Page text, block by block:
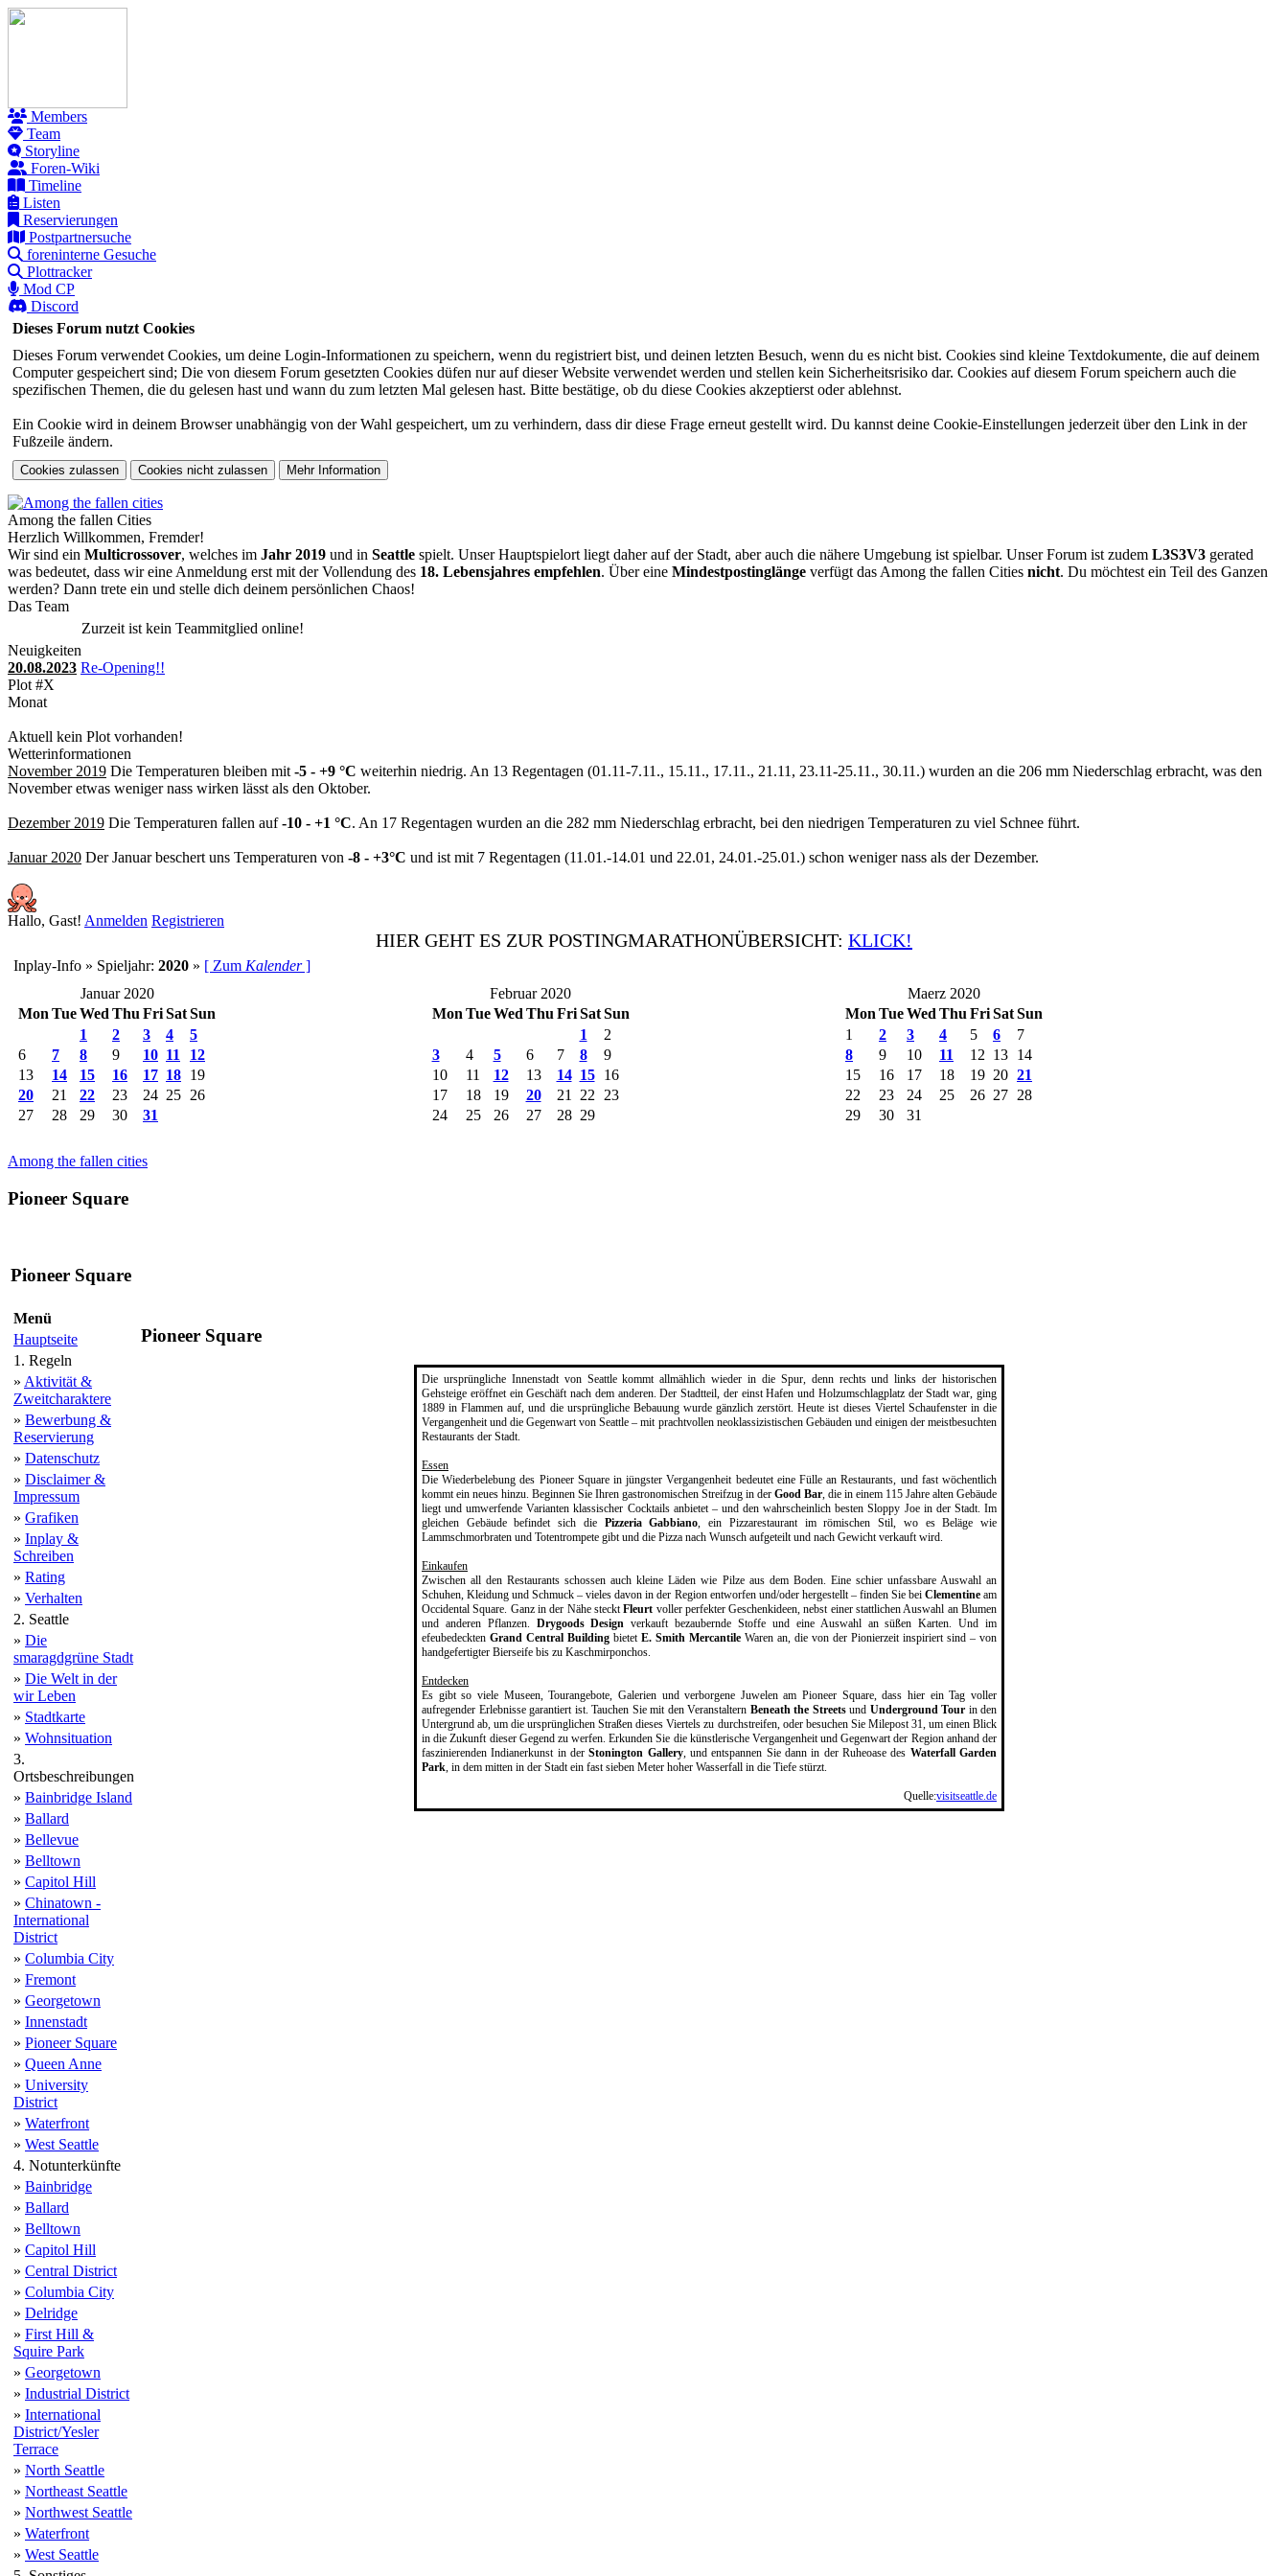
Members
Team
Storyline
Foren-Wiki
Timeline
Listen
Reservierungen
Postpartnersuche
foreninterne Gesuche
Plottracker
Mod CP
Discord
Dieses Forum nutzt Cookies
Dieses Forum verwendet Cookies, um deine Login-Informationen zu speichern, wenn du registriert bist, und deinen letzten Besuch, wenn du es nicht bist. Cookies sind kleine Textdokumente, die auf deinem
Computer gespeichert sind; Die von diesem Forum gesetzten Cookies düfen nur auf dieser Website verwendet werden und stellen kein Sicherheitsrisiko dar. Cookies auf diesem Forum speichern auch die
spezifischen Themen, die du gelesen hast und wann du zum letzten Mal gelesen hast. Bitte bestätige, ob du diese Cookies akzeptierst oder ablehnst.
Ein Cookie wird in deinem Browser unabhängig von der Wahl gespeichert, um zu verhindern, dass dir diese Frage erneut gestellt wird. Du kannst deine Cookie-Einstellungen jederzeit über den Link in der
Fußzeile ändern.
Among the fallen Cities
Herzlich Willkommen, Fremder!
Wir sind ein Multicrossover, welches im Jahr 2019 und in Seattle spielt. Unser Hauptspielort liegt daher auf der Stadt, aber auch die nähere Umgebung ist spielbar. Unser Forum ist zudem L3S3V3 gerated
was bedeutet, dass wir eine Anmeldung erst mit der Vollendung des 18. Lebensjahres empfehlen. Über eine Mindestpostinglänge verfügt das Among the fallen Cities nicht. Du möchtest ein Teil des Ganzen
werden? Dann trete ein und stelle dich deinem persönlichen Chaos!
Das Team
Zurzeit ist kein Teammitglied online!
Neuigkeiten
20.08.2023 Re-Opening!!
Plot #X
Monat
Aktuell kein Plot vorhanden!
Wetterinformationen
November 2019 Die Temperaturen bleiben mit -5 - +9 °C weiterhin niedrig. An 13 Regentagen (01.11-7.11., 15.11., 17.11., 21.11, 23.11-25.11., 30.11.) wurden an die 206 mm Niederschlag erbracht, was den
November etwas weniger nass wirken lässt als den Oktober.
Dezember 2019 Die Temperaturen fallen auf-10 - +1 °C. An 17 Regentagen wurden an die 282 mm Niederschlag erbracht, bei den niedrigen Temperaturen zu viel Schnee führt.
Januar 2020 Der Januar beschert uns Temperaturen von -8 - +3°C und ist mit 7 Regentagen (11.01.-14.01 und 22.01, 24.01.-25.01.) schon weniger nass als der Dezember.
Hallo, Gast! Anmelden Registrieren
HIER GEHT ES ZUR POSTINGMARATHONÜBERSICHT: KLICK!
Inplay-Info » Spieljahr: 2020 » [ Zum Kalender]
Januar 2020
Mon TueWed Thu FriSatSun
1
2 3 4
5
6
7 8 9 10 11
12
13
14 15 16 17 18 19
20
21 22 23 24 25 26
27
28 29 30 31
Februar 2020
Mon Tue Wed Thu Fri Sat Sun
1
2
3
4 5 6 7 8
9
10
11 12 13 14 15
16
17
18 19 20 21 22
23
24
25 26 27 28 29
Maerz 2020
Mon TueWed Thu FriSatSun
1
2 3 4 5 6
7
8
9 10 11 12 13 14
15
16 17 18 19 20 21
22
23 24 25 26 27 28
29
30 31
Among the fallen cities
Pioneer Square
Pioneer Square
Menü
Hauptseite
1. Regeln
» Aktivität &
Zweitcharaktere
» Bewerbung &
Reservierung
» Datenschutz
» Disclaimer &
Impressum
» Grafiken
» Inplay &
Schreiben
» Rating
» Verhalten
2. Seattle
» Die
smaragdgrüne Stadt
» Die Welt in der
wir Leben
» Stadtkarte
» Wohnsituation
3.
Ortsbeschreibungen
» Bainbridge Island
» Ballard
» Bellevue
» Belltown
» Capitol Hill
» Chinatown -
International
District
» Columbia City
» Fremont
» Georgetown
» Innenstadt
» Pioneer Square
» Queen Anne
» University
District
» Waterfront
» West Seattle
4. Notunterkünfte
» Bainbridge
» Ballard
» Belltown
» Capitol Hill
» Central District
» Columbia City
» Delridge
» First Hill &
Squire Park
» Georgetown
» Industrial District
» International
District/Yesler
Terrace
» North Seattle
» Northeast Seattle
» Northwest Seattle
» Waterfront
» West Seattle
Pioneer Square
Die ursprüngliche Innenstadt von Seattle kommt allmählich wieder in die Spur, denn rechts und links der historischen
Gehsteige eröffnet ein Geschäft nach dem anderen. Der Stadtteil, der einst Hafen und Holzumschlagplatz der Stadt war, ging
1889 in Flammen auf, und die ursprüngliche Bebauung wurde gänzlich zerstört. Heute ist dieses Viertel Schaufenster in die
Vergangenheit und die Gegenwart von Seattle – mit prachtvollen neoklassizistischen Gebäuden und einigen der meistbesuchten
Restaurants der Stadt.
Essen
Die Wiederbelebung des Pioneer Square in jüngster Vergangenheit bedeutet eine Fülle an Restaurants, und fast wöchentlich
kommt ein neues hinzu. Beginnen Sie Ihren gastronomischen Streifzug in der Good Bar, die in einem 115 Jahre alten Gebäude
liegt und umwerfende Varianten klassischer Cocktails anbietet – und den wahrscheinlich besten Sloppy Joe in der Stadt. Im
gleichen Gebäude befindet sich die Pizzeria Gabbiano, ein Pizzarestaurant im römischen Stil, wo es Beläge wie
Lammschmorbraten und Totentrompete gibt und die Pizza nach Wunsch aufgeteilt und nach Gewicht verkauft wird.
Einkaufen
Zwischen all den Restaurants schossen auch kleine Läden wie Pilze aus dem Boden. Eine schier unfassbare Auswahl an
Schuhen, Kleidung und Schmuck – vieles davon in der Region entworfen und/oder hergestellt – finden Sie bei Clementineam
Occidental Square. Ganz in der Nähe stecktFleurt voller perfekter Geschenkideen, nebst einer stattlichen Auswahl an Blumen
und anderen Pflanzen. Drygoods Design verkauft bezaubernde Stoffe und eine Auswahl an süßen Karten. Und im
efeubedeckten Grand Central Building bietet E. Smith Mercantile Waren an, die von der Pionierzeit inspiriert sind – von
handgefertigter Bierseife bis zu Kaschmirponchos.
Entdecken
Es gibt so viele Museen, Tourangebote, Galerien und verborgene Juwelen am Pioneer Square, dass hier ein Tag voller
aufregender Erlebnisse garantiert ist. Tauchen Sie mit den Veranstaltern Beneath the Streetsund Underground Tour in den
Untergrund ab, um die ursprünglichen Straßen dieses Viertels zu durchstreifen, oder besuchen Sie Milepost 31, um einen Blick
in die Zukunft dieser Gegend zu werfen. Erkunden Sie die künstlerische Vergangenheit und Gegenwart der Region anhand der
faszinierenden Indianerkunst in derStonington Gallery, und entspannen Sie dann in der Ruheoase des Waterfall Garden
Park, in dem mitten in der Stadt ein fast sieben Meter hoher Wasserfall in die Tiefe stürzt.
Quelle:visitseattle.de